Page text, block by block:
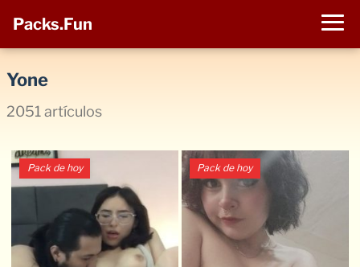
Packs.Fun
Yone
2051 artículos
Pack de hoy Pack de hoy